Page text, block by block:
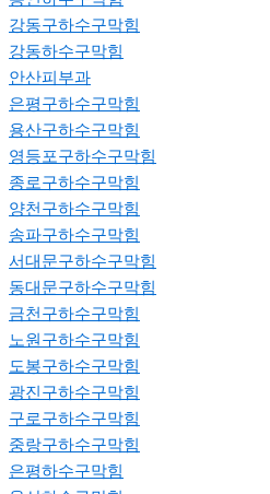
강동구하수구막힘
강동하수구막힘
안산피부과
은평구하수구막힘
용산구하수구막힘
영등포구하수구막힘
종로구하수구막힘
양천구하수구막힘
송파구하수구막힘
서대문구하수구막힘
동대문구하수구막힘
금천구하수구막힘
노원구하수구막힘
도봉구하수구막힘
광진구하수구막힘
구로구하수구막힘
중랑구하수구막힘
은평하수구막힘